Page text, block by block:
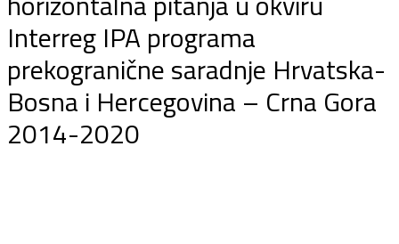
Interreg IPA programa
prekogranične saradnje Hrvatska-
Bosna i Hercegovina – Crna Gora
2014-2020